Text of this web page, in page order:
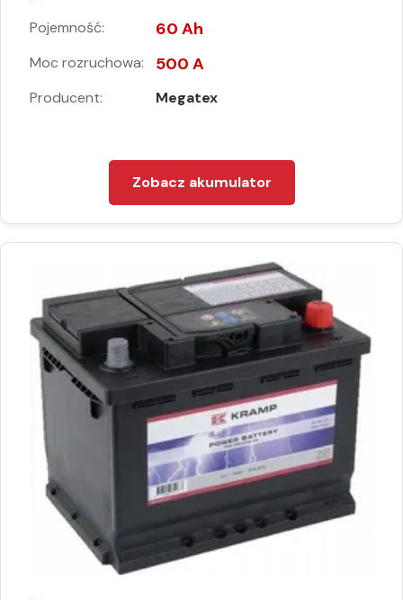
Pojemność: 60 Ah
Moc rozruchowa: 500 A
Producent: Megatex
Zobacz akumulator